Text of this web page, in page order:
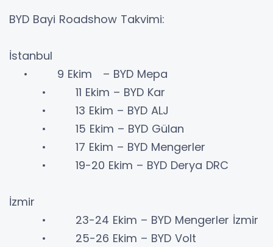
BYD Bayi Roadshow Takvimi:
İstanbul
• 9 Ekim – BYD Mepa
• 11 Ekim – BYD Kar
• 13 Ekim – BYD ALJ
• 15 Ekim – BYD Gülan
• 17 Ekim – BYD Mengerler
• 19-20 Ekim – BYD Derya DRC
İzmir
• 23-24 Ekim – BYD Mengerler İzmir
• 25-26 Ekim – BYD Volt